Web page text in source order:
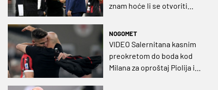
znam hoće li se otvoriti
NOGOMET
VIDEO Salernitana kasnim
preokretom do boda kod
Milana za oproštaj Piolija i